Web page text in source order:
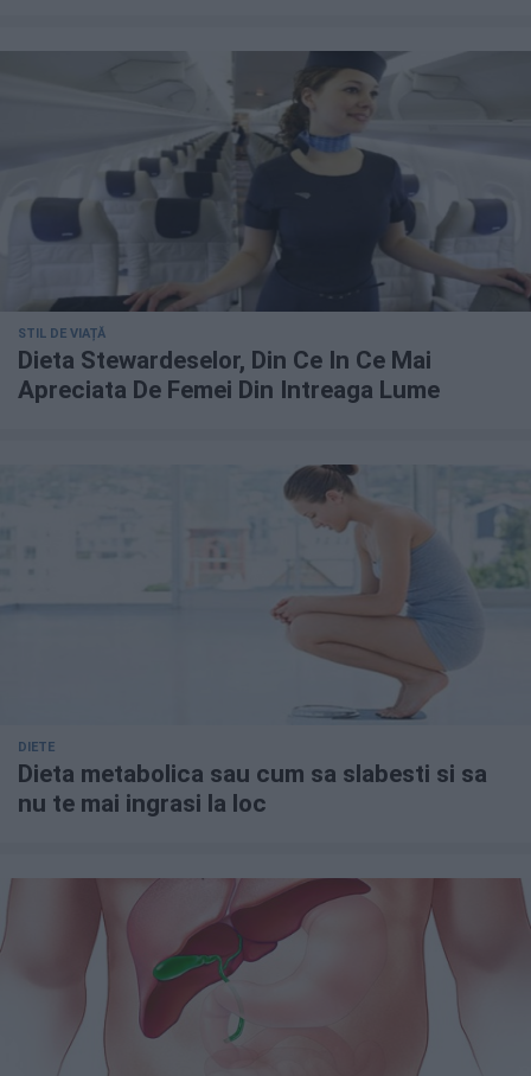
STIL DE VIAȚĂ
Dieta Stewardeselor, Din Ce In Ce Mai
Apreciata De Femei Din Intreaga Lume
DIETE
Dieta metabolica sau cum sa slabesti si sa
nu te mai ingrasi la loc